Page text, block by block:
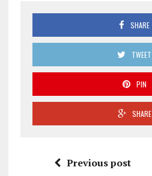
SHARE
TWEET
PIN
SHARE
Previous post